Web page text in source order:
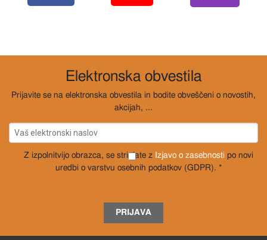
Elektronska obvestila
Prijavite se na elektronska obvestila in bodite obveščeni o novostih,
akcijah, ...
Z izpolnitvijo obrazca, se strinjate z Izjavo o zasebnosti po novi
uredbi o varstvu osebnih podatkov (GDPR). *
PRIJAVA